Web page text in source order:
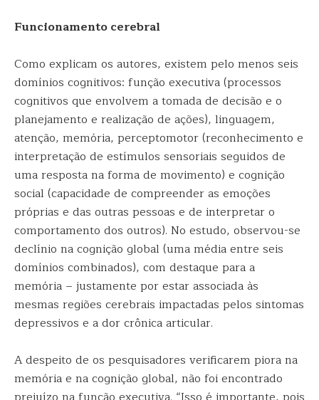
Funcionamento cerebral
Como explicam os autores, existem pelo menos seis
domínios cognitivos: função executiva (processos
cognitivos que envolvem a tomada de decisão e o
planejamento e realização de ações), linguagem,
atenção, memória, perceptomotor (reconhecimento e
interpretação de estímulos sensoriais seguidos de
uma resposta na forma de movimento) e cognição
social (capacidade de compreender as emoções
próprias e das outras pessoas e de interpretar o
comportamento dos outros). No estudo, observou-se
declínio na cognição global (uma média entre seis
domínios combinados), com destaque para a
memória – justamente por estar associada às
mesmas regiões cerebrais impactadas pelos sintomas
depressivos e a dor crônica articular.
A despeito de os pesquisadores verificarem piora na
memória e na cognição global, não foi encontrado